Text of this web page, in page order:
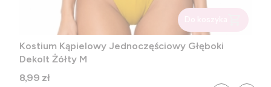
Kostium Kąpielowy Jednoczęściowy Głęboki
Dekolt Żółty M
Cena
8,99 zł